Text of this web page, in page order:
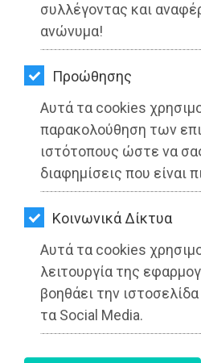
συλλέγοντας και
ανώνυμα!
Προώθησης
Αυτά τα cookies
παρακολούθηση των
ιστότοπους ώστε να
διαφημίσεις που είναι
Kοινωνικά Δίκτυα
Αυτά τα cookies
λειτουργία της
βοηθάει την
τα Social Media.
ΠΕΡΙΒΑΛΛΟΝ
ΚΑΤΟΙΚΙΔΙΟ
ΑΓΓΕΛΙΕΣ
ΕΦΗΜΕΡΙΔΕΣ
OΔΗΓΟΣ
ΑΓΟΡΑΣ
ΨΙΘΥΡΟΙ
ΑΠΟΣΤΟΛΗ
ΑΡΘΡΩΝ
Το μήνυμα του Ο.Λ.Ρ.
Παγκόσμια Ημέρα
Διαβάστηκε 3242 φορές
21-05-2021
Από τo